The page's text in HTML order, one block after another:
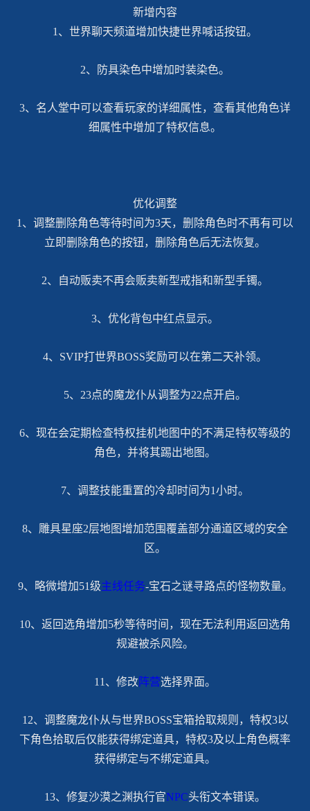
新增内容
1、世界聊天频道增加快捷世界喊话按钮。
2、防具染色中增加时装染色。
3、名人堂中可以查看玩家的详细属性，查看其他角色详
细属性中增加了特权信息。
优化调整
1、调整删除角色等待时间为3天，删除角色时不再有可以
立即删除角色的按钮，删除角色后无法恢复。
2、自动贩卖不再会贩卖新型戒指和新型手镯。
3、优化背包中红点显示。
4、SVIP打世界BOSS奖励可以在第二天补领。
5、23点的魔龙仆从调整为22点开启。
6、现在会定期检查特权挂机地图中的不满足特权等级的
角色，并将其踢出地图。
7、调整技能重置的冷却时间为1小时。
8、雕具星座2层地图增加范围覆盖部分通道区域的安全
区。
9、略微增加51级主线任务-宝石之谜寻路点的怪物数量。
10、返回选角增加5秒等待时间，现在无法利用返回选角
规避被杀风险。
11、修改阵营选择界面。
12、调整魔龙仆从与世界BOSS宝箱拾取规则，特权3以
下角色拾取后仅能获得绑定道具，特权3及以上角色概率
获得绑定与不绑定道具。
13、修复沙漠之渊执行官NPC头衔文本错误。